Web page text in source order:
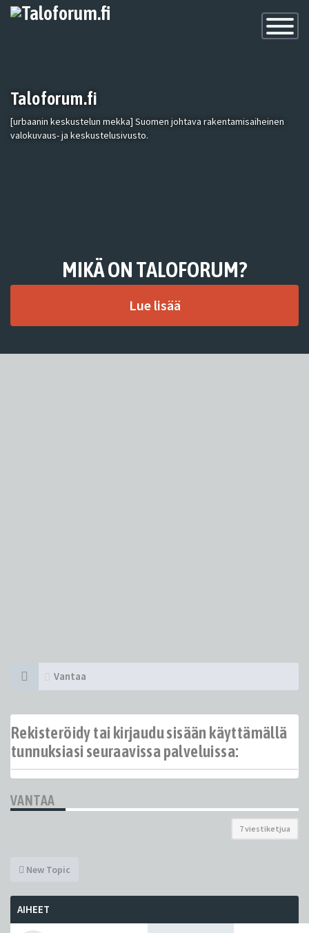
Toggle
Taloforum.fi
[urbaanin keskustelun mekka] Suomen johtava rakentamisaiheinen
valokuvaus- ja keskustelusivusto.
MIKÄ ON TALOFORUM?
Lue lisää
Vantaa
Rekisteröidy tai kirjaudu sisään käyttämällä
tunnuksiasi seuraavissa palveluissa:
VANTAA
7 viestiketjua
New Topic
AIHEET